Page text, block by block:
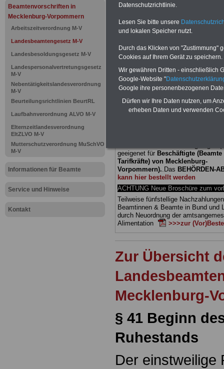
Beamtenvorschriften in
Mecklenburg-Vorpommern
Arbeitszeitverordnung M-V
Landesbeamtengesetz M-V
Landesbesoldungsgesetz M-V
Landespersonalvertretungsgesetz
M-V
Nebentätigkeitslandesverordnung
M-V
Beurteilungsrichtlinien BeurtRL
Laufbahnverordnung ALVO M-V
Elternzeitlandesverordnung
EltZLVO M-V
Mutterschutzverordnung MuSchVO
M-V
Informationen für Beamte
Service und Hinweise
Kontakt
41 Beginn
BEHÖRDEN-ABO mit drei
25,00 Euro: Wissenswertes für
und Beamte,
geeigenet für Beschäftigte
Tarifkräfte) von Mecklenburg-
Vorpommern).. Das BEHÖRDEN-
kann hier bestellt werden
ACHTUNG Neue Broschüre zum
Teilweise fünfstellige
Beamtinnen & Beamte in Bund und
durch Neuordnung der
Alimentation
>>>zur
Zur Übersicht
Mecklenburg-
§ 41 Beginn
Ruhestands
Der einstweilige
Datenschutzrichtlinie.
Lesen Sie bitte unsere
und lokalen Speicher nutzt.
Durch das Klicken von "Zustimmung"
Cookies auf Ihrem Gerät zu speichern.
Wir gewähren Dritten - einschließlich
Google-Website "
Google ihre personenbezogenen
Dürfen wir Ihre Daten nutzen, um
erheben Daten und verwenden